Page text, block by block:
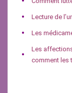
Lecture de
Les
Les
comment les